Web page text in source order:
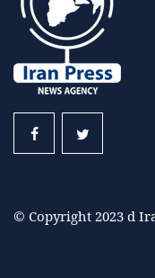
© Copyright 2023 d